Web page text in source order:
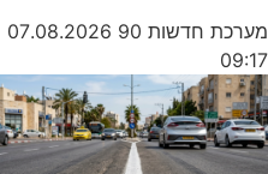
מערכת חדשות 90
07.08.2026
09:17